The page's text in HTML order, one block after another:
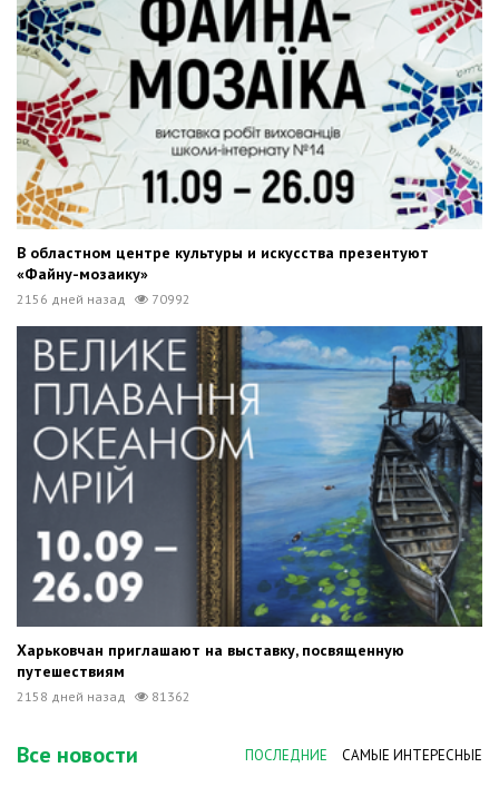
В областном центре культуры и искусства презентуют
«Файну-мозаику»
2156 дней назад 70992
Харьковчан приглашают на выставку, посвященную
путешествиям
2158 дней назад 81362
Все новости ПОСЛЕДНИЕ САМЫЕ ИНТЕРЕСНЫЕ